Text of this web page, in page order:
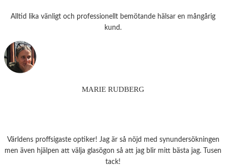
Alltid lika vänligt och professionellt bemötande hälsar en mångårig
kund.
MARIE RUDBERG
Världens proffsigaste optiker! Jag är så nöjd med synundersökningen
men även hjälpen att välja glasögon så att jag blir mitt bästa jag. Tusen
tack!